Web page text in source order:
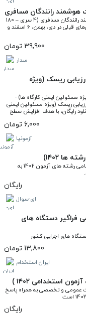
هوشمند رانندگان مسافری
39,900 تومان
سدار
ریسک (ویژه
6,000 تومان
آزمونیا
۱۴۰۲)
رایگان
ای-سوال
فراگیر دستگاه های
های اجرایی کشور
13,800 تومان
ایران استخدام
استخدامی ۱۴۰۲ )
رایگان